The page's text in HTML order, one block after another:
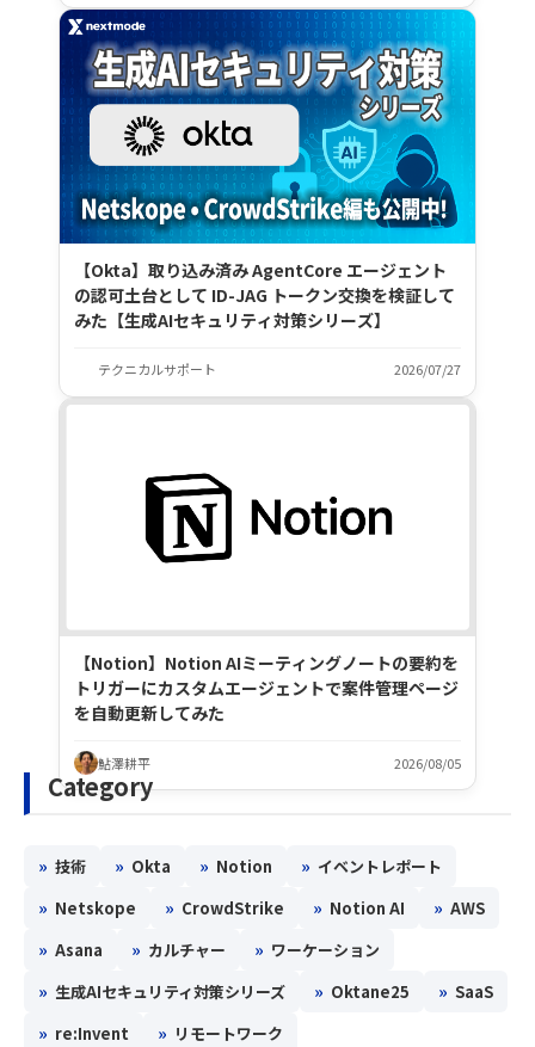
【Okta】取り込み済み AgentCore エージェント
の認可土台として ID-JAG トークン交換を検証して
みた【生成AIセキュリティ対策シリーズ】
テクニカルサポート 2026/07/27
【Notion】Notion AIミーティングノートの要約を
トリガーにカスタムエージェントで案件管理ページ
を自動更新してみた
鮎澤耕平 2026/08/05
Category
» 技術 » Okta » Notion » イベントレポート
» Netskope » CrowdStrike » Notion AI » AWS
» Asana » カルチャー » ワーケーション
» 生成AIセキュリティ対策シリーズ » Oktane25 » SaaS
» re:Invent » リモートワーク